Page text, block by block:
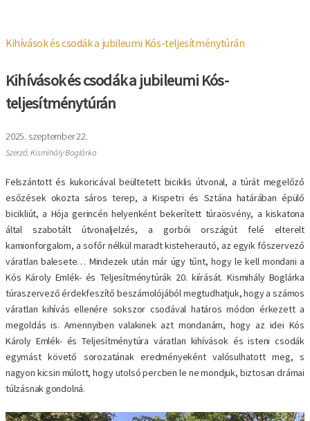
Kihívások és csodák a jubileumi Kós-teljesítménytúrán
Kihívások és csodák a jubileumi Kós-
teljesítménytúrán
2025. szeptember 22.
Szerző: Kismihály Boglárka
Felszántott és kukoricával beültetett biciklis útvonal, a túrát megelőző
esőzések okozta sáros terep, a Kispetri és Sztána határában épülő
bicikliút, a Hója gerincén helyenként bekerített túraösvény, a kiskatona
által szabotált útvonaljelzés, a gorbói országút felé elterelt
kamionforgalom, a sofőr nélkül maradt kisteherautó, az egyik főszervező
váratlan balesete… Mindezek után már úgy tűnt, hogy le kell mondani a
Kós Károly Emlék- és Teljesítménytúrák 20. kiírását. Kismihály Boglárka
túraszervező érdekfeszítő beszámolójából megtudhatjuk, hogy a számos
váratlan kihívás ellenére sokszor csodával határos módon érkezett a
megoldás is. Amennyiben valakinek azt mondanám, hogy az idei Kós
Károly Emlék- és Teljesítménytúra váratlan kihívások és isteni csodák
egymást követő sorozatának eredményeként valósulhatott meg, s
nagyon kicsin múlott, hogy utolsó percben le ne mondjuk, biztosan drámai
túlzásnak gondolná.